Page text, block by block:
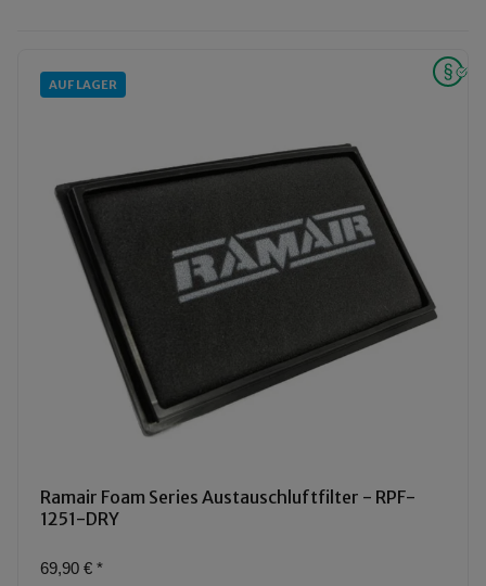
AUF LAGER
Ramair Foam Series Austauschluftfilter - RPF-
1251-DRY
69,90 € *